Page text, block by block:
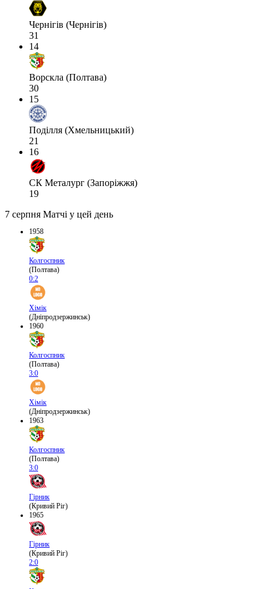
Чернігів (Чернігів)
31
14
Ворскла (Полтава)
30
15
Поділля (Хмельницький)
21
16
СК Металург (Запоріжжя)
19
7 серпня Матчі у цей день
1958
Колгоспник
(Полтава)
0:2
Хімік
(Дніпродзержинськ)
1960
Колгоспник
(Полтава)
3:0
Хімік
(Дніпродзержинськ)
1963
Колгоспник
(Полтава)
3:0
Гірник
(Кривий Ріг)
1965
Гірник
(Кривий Ріг)
2:0